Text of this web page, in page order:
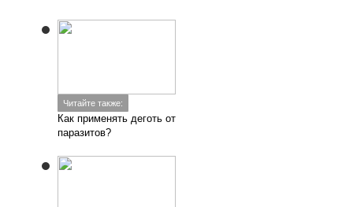
Читайте также:
Как применять деготь от
паразитов?